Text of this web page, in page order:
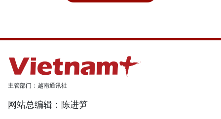
主管部门：越南通讯社
网站总编辑：陈进笋